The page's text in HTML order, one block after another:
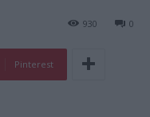
0
930
Pinterest